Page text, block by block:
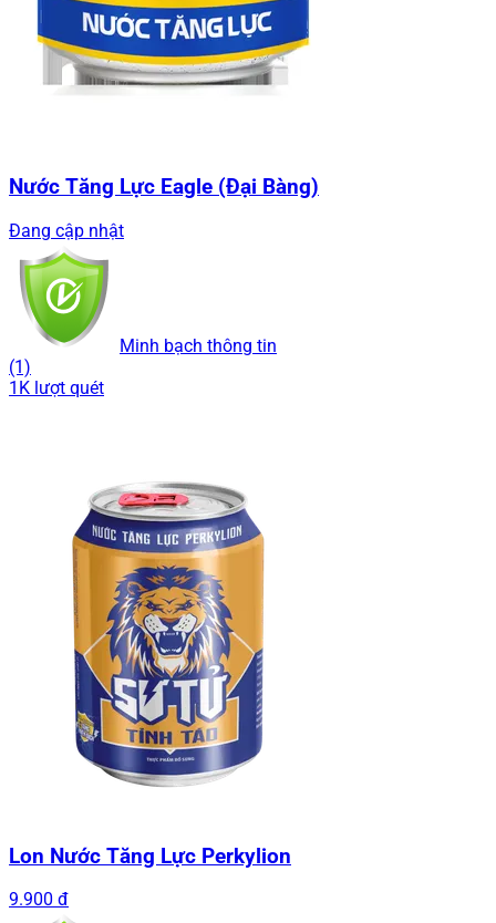
Nước Tăng Lực Eagle (Đại Bàng)
Đang cập nhật
Minh bạch thông tin
(1)
1K lượt quét
Lon Nước Tăng Lực Perkylion
9.900 đ